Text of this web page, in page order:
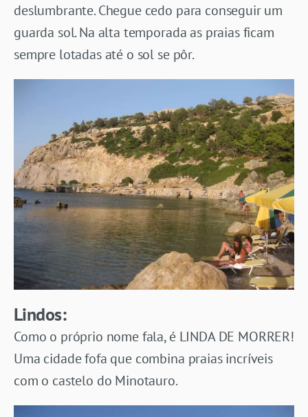
deslumbrante. Chegue cedo para conseguir um
guarda sol. Na alta temporada as praias ficam
sempre lotadas até o sol se pôr.
Lindos:
Como o próprio nome fala, é LINDA DE MORRER!
Uma cidade fofa que combina praias incríveis
com o castelo do Minotauro.